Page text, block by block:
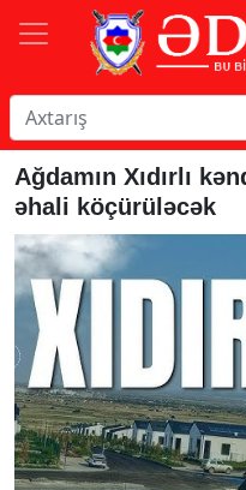
Ağdamın Xıdırlı
əhali köçürüləcək